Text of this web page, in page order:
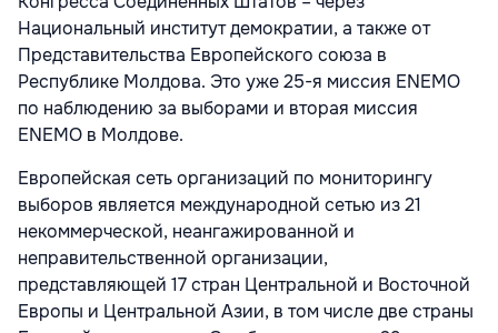
Национальный институт демократии, а также от
Представительства Европейского союза в
Республике Молдова. Это уже 25-я миссия ENEMO
по наблюдению за выборами и вторая миссия
ENEMO в Молдове.
Европейская сеть организаций по мониторингу
выборов является международной сетью из 21
некоммерческой, неангажированной и
неправительственной организации,
представляющей 17 стран Центральной и Восточной
Европы и Центральной Азии, в том числе две страны